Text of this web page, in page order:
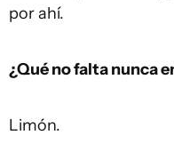
por ahí.
¿Qué no falta nunca
Limón.